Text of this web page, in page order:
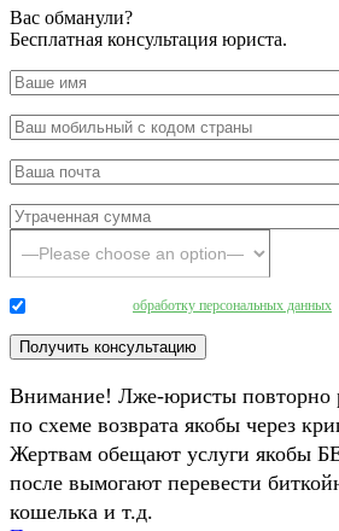
Вас обманули?
Бесплатная консультация юриста.
обработку персональных данных
Внимание! Лже-юристы повторно
по схеме возврата якобы через
Жертвам обещают услуги
после вымогают перевести
кошелька и т.д.